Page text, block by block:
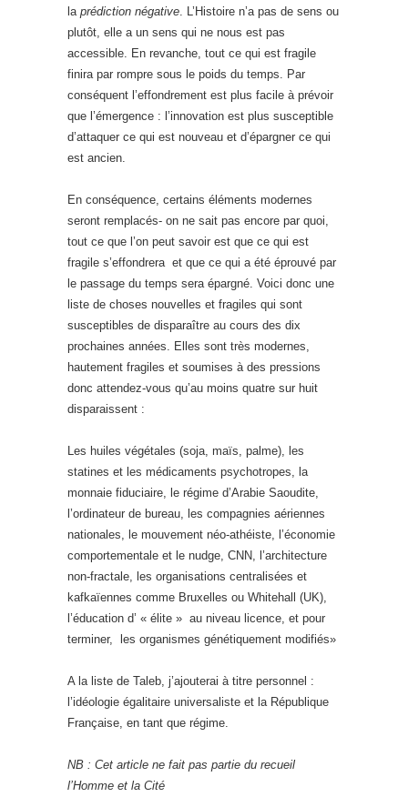
la prédiction négative. L’Histoire n’a pas de sens ou
plutôt, elle a un sens qui ne nous est pas
accessible. En revanche, tout ce qui est fragile
finira par rompre sous le poids du temps. Par
conséquent l’effondrement est plus facile à prévoir
que l’émergence : l’innovation est plus susceptible
d’attaquer ce qui est nouveau et d’épargner ce qui
est ancien.
En conséquence, certains éléments modernes
seront remplacés- on ne sait pas encore par quoi,
tout ce que l’on peut savoir est que ce qui est
fragile s’effondrera et que ce qui a été éprouvé par
le passage du temps sera épargné. Voici donc une
liste de choses nouvelles et fragiles qui sont
susceptibles de disparaître au cours des dix
prochaines années. Elles sont très modernes,
hautement fragiles et soumises à des pressions
donc attendez-vous qu’au moins quatre sur huit
disparaissent :
Les huiles végétales (soja, maïs, palme), les
statines et les médicaments psychotropes, la
monnaie fiduciaire, le régime d’Arabie Saoudite,
l’ordinateur de bureau, les compagnies aériennes
nationales, le mouvement néo-athéiste, l’économie
comportementale et le nudge, CNN, l’architecture
non-fractale, les organisations centralisées et
kafkaïennes comme Bruxelles ou Whitehall (UK),
l’éducation d’ « élite » au niveau licence, et pour
terminer, les organismes génétiquement modifiés»
A la liste de Taleb, j’ajouterai à titre personnel :
l’idéologie égalitaire universaliste et la République
Française, en tant que régime.
NB : Cet article ne fait pas partie du recueil
l’Homme et la Cité